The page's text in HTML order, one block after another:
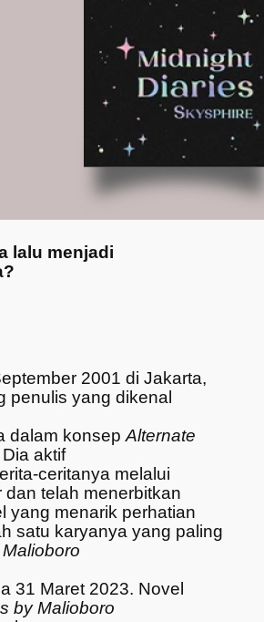
lalu menjadi
2001 di Jakarta,
penulis yang dikenal
dalam konsepAlternate
aktif
ceritanya melalui
dan telah menerbitkan
yang menarik perhatian
satu karyanya yang paling
Malioboro
31 Maret 2023. Novel
by Malioboro